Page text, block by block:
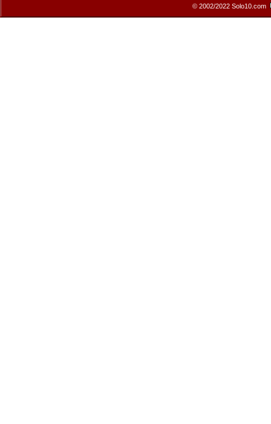
© 2002/2022 Solo10.com